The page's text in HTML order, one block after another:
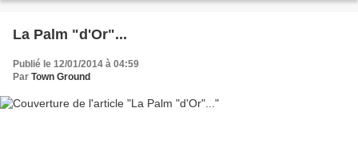
La Palm "d'Or"...
Publié le 12/01/2014 à 04:59
Par Town Ground